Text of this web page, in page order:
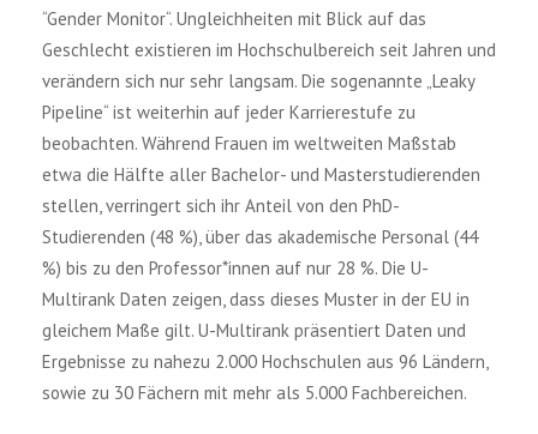
“Gender Monitor“. Ungleichheiten mit Blick auf das
Geschlecht existieren im Hochschulbereich seit Jahren und
verändern sich nur sehr langsam. Die sogenannte „Leaky
Pipeline“ ist weiterhin auf jeder Karrierestufe zu
beobachten. Während Frauen im weltweiten Maßstab
etwa die Hälfte aller Bachelor- und Masterstudierenden
stellen, verringert sich ihr Anteil von den PhD-
Studierenden (48 %), über das akademische Personal (44
%) bis zu den Professor*innen auf nur 28 %. Die U-
Multirank Daten zeigen, dass dieses Muster in der EU in
gleichem Maße gilt. U-Multirank präsentiert Daten und
Ergebnisse zu nahezu 2.000 Hochschulen aus 96 Ländern,
sowie zu 30 Fächern mit mehr als 5.000 Fachbereichen.